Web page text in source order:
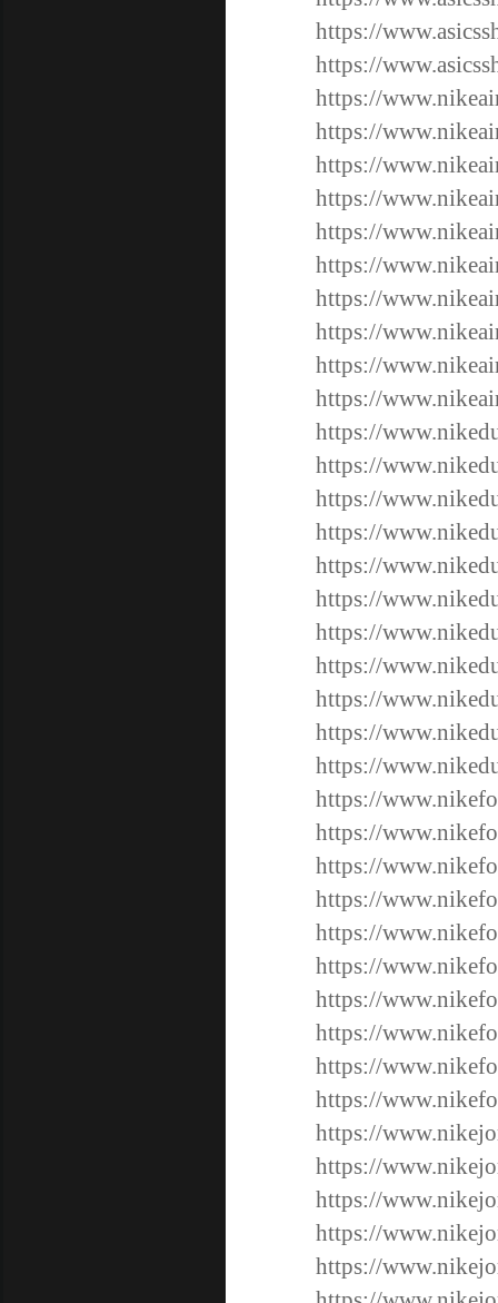
https://
https://
https://
https://
https://
https://
https://
https://
https://
https://
https://
https://
https://
https://
https://
https://
https://
https://
https://
https://
https://
https://
https://
https://
https://
https://
https://
https://
https://
https://
https://
https://
https://
https://
https://
https://
https://
https://